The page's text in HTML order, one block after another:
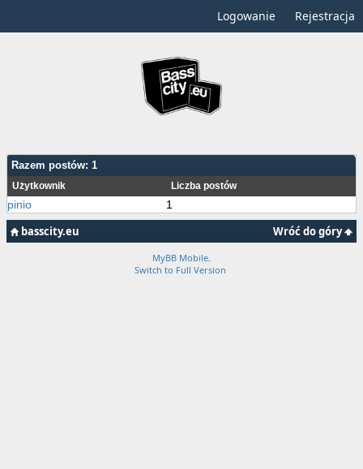
Logowanie Rejestracja
Razem postów: 1
Użytkownik Liczba postów
pinio 1
Wróć do góry
basscity.eu
MyBB Mobile.
Switch to Full Version